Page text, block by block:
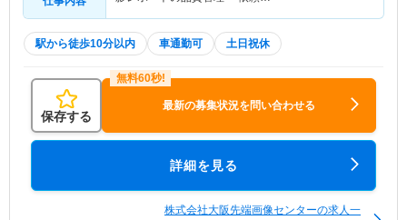
駅から徒歩10分以内 車通勤可 土日祝休
保存する
最新の募集状況を問い合わせる
詳細を見る
株式会社大阪先端画像センターの求人一